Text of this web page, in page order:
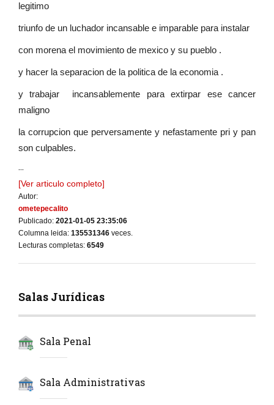
legitimo
triunfo de un luchador incansable e imparable para instalar
con morena el movimiento de mexico y su pueblo .
y hacer la separacion de la politica de la economia .
y trabajar incansablemente para extirpar ese cancer
maligno
la corrupcion que perversamente y nefastamente pri y pan
son culpables.
...
[Ver articulo completo]
Autor:
ometepecalito
Publicado: 2021-01-05 23:35:06
Columna leida: 135531346 veces.
Lecturas completas: 6549
Salas Jurídicas
Sala Penal
Sala Administrativas